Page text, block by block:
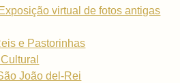
virtual de fotos antigas
e Pastorinhas
João del-Rei